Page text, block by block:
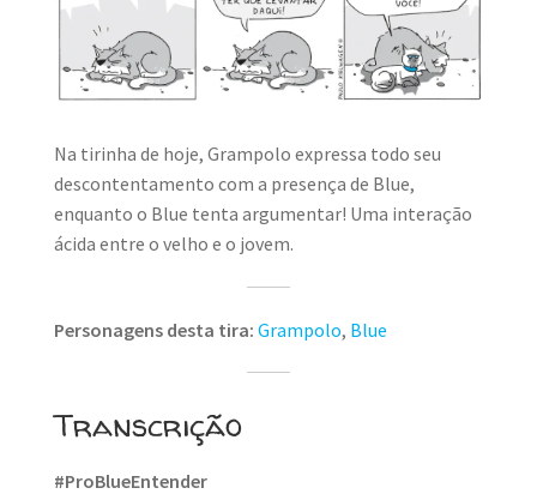
MINHA CONTA
CARRINHO
Na tirinha de hoje, Grampolo expressa todo seu
descontentamento com a presença de Blue,
enquanto o Blue tenta argumentar! Uma interação
ácida entre o velho e o jovem.
Personagens desta tira: Grampolo, Blue
Transcrição
#ProBlueEntender